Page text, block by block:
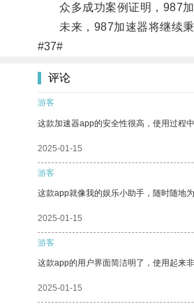
众多成功案例证明，987加
未来，987加速器将继续秉
#37#
评论
游客
这款加速器app的安全性很高，使用过程
2025-01-15
游客
这款app就像我的娱乐小助手，随时随地
2025-01-15
游客
这款app的用户界面简洁明了，使用起来
2025-01-15